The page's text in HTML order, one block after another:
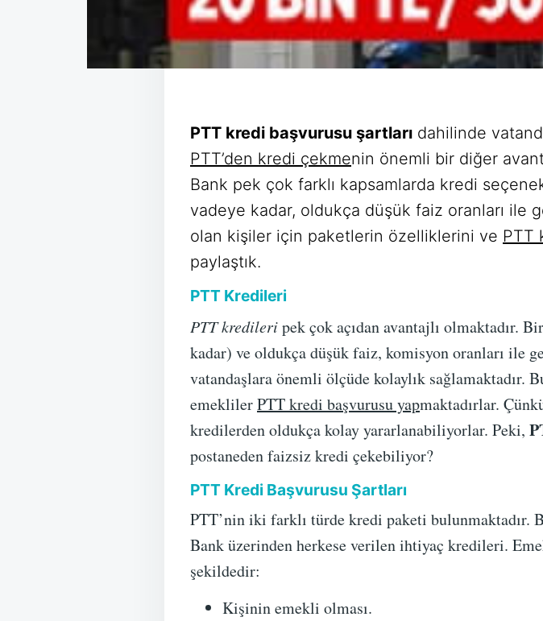
PTT kredi başvurusu şartları dahilinde
PTT’den kredi çekmenin önemli bir diğer
Bank pek çok farklı kapsamlarda kredi
vadeye kadar, oldukça düşük faiz oranları ile
olan kişiler için paketlerin özelliklerini ve PTT
paylaştık.
PTT Kredileri
PTT kredileripek çok açıdan avantajlı olmaktadır.
kadar) ve oldukça düşük faiz, komisyon oranları ile
vatandaşlara önemli ölçüde kolaylık sağlamaktadır.
emeklilerPTT kredi başvurusu yapmaktadırlar.
kredilerden oldukça kolay yararlanabiliyorlar. Peki,
postaneden faizsiz kredi çekebiliyor?
PTT Kredi Başvurusu Şartları
PTT’nin iki farklı türde kredi paketi
Bank üzerinden herkese verilen ihtiyaç kredileri.
şekildedir:
Kişinin emekli olması.